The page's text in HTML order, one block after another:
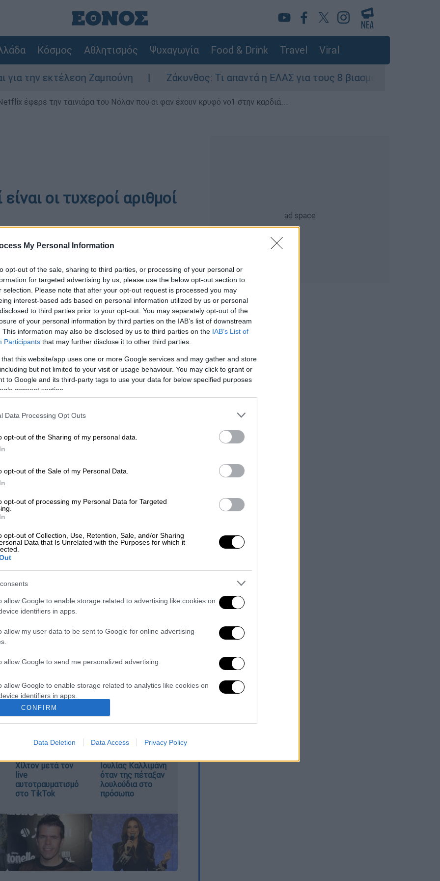
My Personal Information
opt-out of the sale, sharing to third parties, or processing of your personal or
for targeted advertising by us, please use the below opt-out section to
selection. Please note that after your opt-out request is processed you may
interest-based ads based on personal information utilized by us or personal
to third parties prior to your opt-out. You may separately opt-out of the
of your personal information by third parties on the IAB’s list of downstream
This information may also be disclosed by us to third parties on the IAB’s List of
Participants that may further disclose it to other third parties.
that this website/app uses one or more Google services and may gather and store
but not limited to your visit or usage behaviour. You may click to grant or
to Google and its third-party tags to use your data for below specified purposes
consent section.
Data Processing Opt Outs
opt-out of the Sharing of my personal data.
opt-out of the Sale of my Personal Data.
opt-out of processing my Personal Data for Targeted
opt-out of Collection, Use, Retention, Sale, and/or Sharing
Data that Is Unrelated with the Purposes for which it
allow Google to enable storage related to advertising like cookies on
identifiers in apps.
allow my user data to be sent to Google for online advertising
allow Google to send me personalized advertising.
allow Google to enable storage related to analytics like cookies on
identifiers in apps.
allow Google to enable storage related to functionality of the website
allow Google to enable storage related to personalization.
allow Google to enable storage related to security, including
functionality and fraud prevention, and other user protection.
CONFIRM
Data Deletion Data Access Privacy Policy
Κόσμος Αθλητισμός Ψυχαγωγία Food & Drink Travel Viral
εκτέλεση Ζαμπούνη Ζάκυνθος: Τι απαντά η ΕΛΑΣ για τους 8 βιασμούς τουριστριών -
έφερε την ταινιάρα του Νόλαν που οι φαν έχουν κρυφό νο1 στην καρδιά...
οι τυχεροί αριθμοί
το ΕΘΝΟΣ στη Google
κλήρωση του Τζόκερ.
45 και αριθμός Τζόκερ το 4.
τα 84 εκατ. ευρώ
κάθε
βοήθεια»: Η πρώτη
Χίλτον μετά τον
live
αυτοτραυματισμό
στο TikTok
«Εσένα σ’ αρέσει
αυτό;»: Η
Ιουλίας Καλλιμάνη
όταν της πέταξαν
λουλούδια στο
πρόσωπο